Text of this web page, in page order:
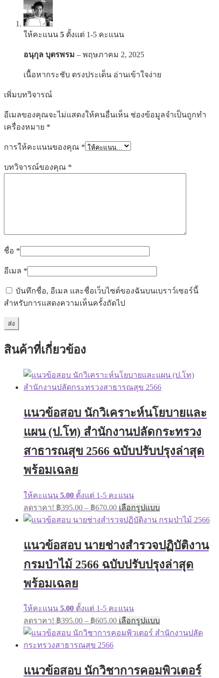
ให้คะแนน 5 ตั้งแต่ 1-5 คะแนน
อนุกุล บุตรพรม – พฤษภาคม 2, 2025
เนื้อหากระชับ ตรงประเด็น อ่านเข้าใจง่าย
เพิ่มบทวิจารณ์
อีเมลของคุณจะไม่แสดงให้คนอื่นเห็น ช่องข้อมูลจำเป็นถูกทำ
เครื่องหมาย *
การให้คะแนนของคุณ *
บทวิจารณ์ของคุณ *
ชื่อ *
อีเมล *
บันทึกชื่อ, อีเมล และชื่อเว็บไซต์ของฉันบนเบราว์เซอร์นี้
สำหรับการแสดงความเห็นครั้งถัดไป
สินค้าที่เกี่ยวข้อง
แนวข้อสอบ นักวิเคราะห์นโยบายและ
แผน (ป.โท) สำนักงานปลัดกระทรวง
สาธารณสุข 2566 ฉบับปรับปรุงล่าสุด
พร้อมเฉลย
ให้คะแนน 5.00 ตั้งแต่ 1-5 คะแนน
ลดราคา! ฿395.00 – ฿670.00 เลือกรูปแบบ
แนวข้อสอบ นายช่างสำรวจปฏิบัติงาน
กรมป่าไม้ 2566 ฉบับปรับปรุงล่าสุด
พร้อมเฉลย
ให้คะแนน 5.00 ตั้งแต่ 1-5 คะแนน
ลดราคา! ฿395.00 – ฿605.00 เลือกรูปแบบ
แนวข้อสอบ นักวิชาการคอมพิวเตอร์